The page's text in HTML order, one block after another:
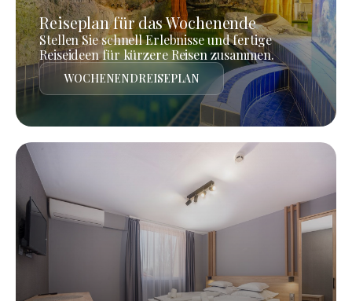
Reiseplan für das Wochenende
Stellen Sie schnell Erlebnisse und fertige
Reiseideen für kürzere Reisen zusammen.
WOCHENENDREISEPLAN